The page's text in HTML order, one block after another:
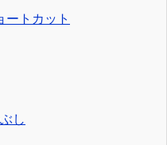
ートカット
し